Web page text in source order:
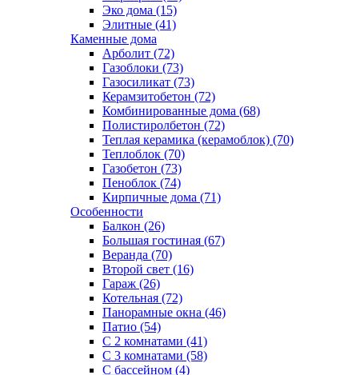
Эко дома (15)
Элитные (41)
Каменные дома
Арболит (72)
Газоблоки (73)
Газосиликат (73)
Керамзитобетон (72)
Комбинированные дома (68)
Полистиролбетон (72)
Теплая керамика (керамоблок) (70)
Теплоблок (70)
Газобетон (73)
Пеноблок (74)
Кирпичные дома (71)
Особенности
Балкон (26)
Большая гостиная (67)
Веранда (70)
Второй свет (16)
Гараж (26)
Котельная (72)
Панорамные окна (46)
Патио (54)
С 2 комнатами (41)
С 3 комнатами (58)
С бассейном (4)